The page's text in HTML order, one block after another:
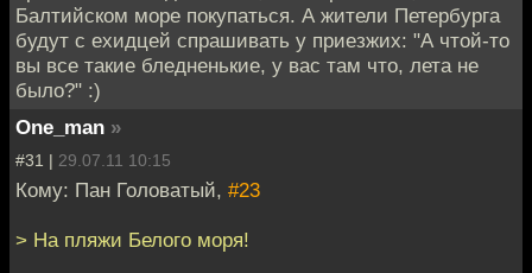
Балтийском море покупаться. А жители Петербурга
будут с ехидцей спрашивать у приезжих: "А чтой-то
вы все такие бледненькие, у вас там что, лета не
было?" :)
One_man »
#31 | 29.07.11 10:15
Кому: Пан Головатый, #23
> На пляжи Белого моря!